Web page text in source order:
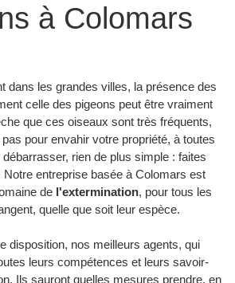
à Colomars
dans les grandes villes, la présence des
celle des pigeons peut être vraiment
que ces oiseaux sont très fréquents,
pour envahir votre propriété, à toutes
rien de plus simple : faites
entreprise basée à Colomars est
de l'extermination, pour tous les
quelle que soit leur espèce.
disposition, nos meilleurs agents, qui
leurs compétences et leurs savoir-
Ils sauront quelles mesures prendre, en